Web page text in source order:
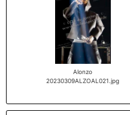
Alonzo
20230309ALZOAL021.jpg